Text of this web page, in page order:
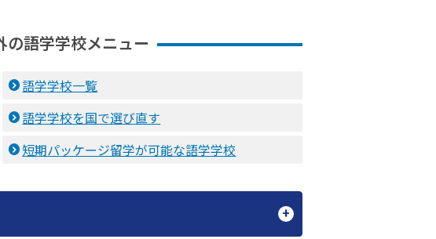
の語学学校メニュー
語学学校一覧
語学学校を国で選び直す
短期パッケージ留学が可能な語学学校